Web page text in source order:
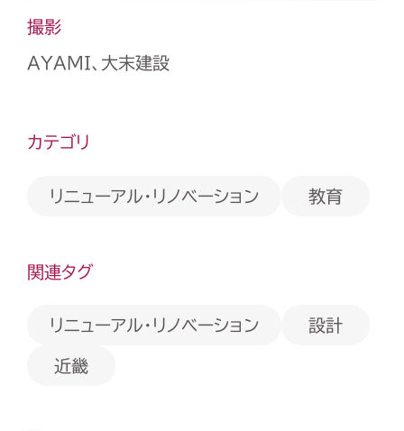
撮影
AYAMI、大末建設
カテゴリ
リニューアル・リノベーション 教育
関連タグ
リニューアル・リノベーション 設計
近畿